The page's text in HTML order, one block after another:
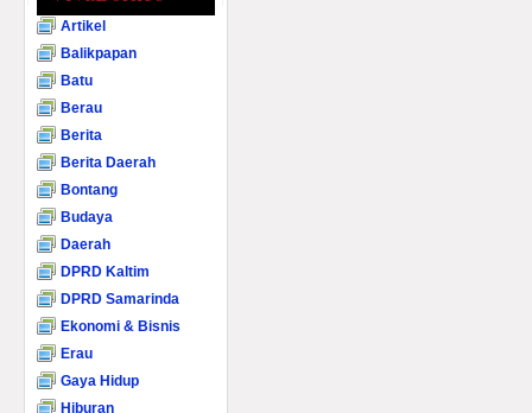
Artikel
Balikpapan
Batu
Berau
Berita
Berita Daerah
Bontang
Budaya
Daerah
DPRD Kaltim
DPRD Samarinda
Ekonomi & Bisnis
Erau
Gaya Hidup
Hiburan